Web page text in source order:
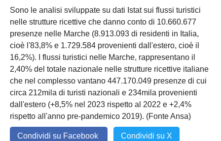
Sono le analisi sviluppate su dati Istat sui flussi turistici
nelle strutture ricettive che danno conto di 10.660.677
presenze nelle Marche (8.913.093 di residenti in Italia,
cioè l'83,8% e 1.729.584 provenienti dall'estero, cioè il
16,2%). I flussi turistici nelle Marche, rappresentano il
2,40% del totale nazionale nelle strutture ricettive italiane
che nel complesso vantano 447.170.049 presenze di cui
circa 212mila di turisti nazionali e 234mila provenienti
dall'estero (+8,5% nel 2023 rispetto al 2022 e +2,4%
rispetto all'anno pre-pandemico 2019). (Fonte Ansa)
Condividi su Facebook Condividi su X